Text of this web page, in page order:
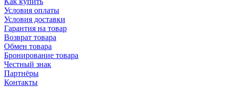
Условия оплаты
Условия доставки
Гарантия на товар
Возврат товара
Обмен товара
Бронирование товара
Честный знак
Партнёры
Контакты